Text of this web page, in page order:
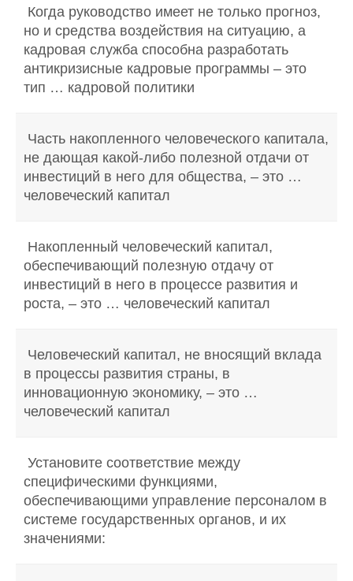
Когда руководство имеет не только прогноз,
но и средства воздействия на ситуацию, а
кадровая служба способна разработать
антикризисные кадровые программы – это
тип … кадровой политики
Часть накопленного человеческого капитала,
не дающая какой-либо полезной отдачи от
инвестиций в него для общества, – это …
человеческий капитал
Накопленный человеческий капитал,
обеспечивающий полезную отдачу от
инвестиций в него в процессе развития и
роста, – это … человеческий капитал
Человеческий капитал, не вносящий вклада
в процессы развития страны, в
инновационную экономику, – это …
человеческий капитал
Установите соответствие между
специфическими функциями,
обеспечивающими управление персоналом в
системе государственных органов, и их
значениями: